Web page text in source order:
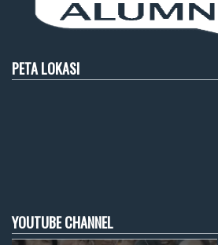
PETA LOKASI
YOUTUBE CHANNEL